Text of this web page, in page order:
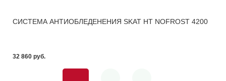
СИСТЕМА АНТИОБЛЕДЕНЕНИЯ SKAT HT NOFROST 4200
32 860 pуб.